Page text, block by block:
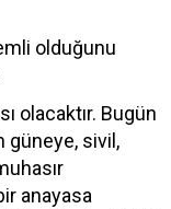
olduğunu
olacaktır. Bugün
güneye, sivil,
anayasa